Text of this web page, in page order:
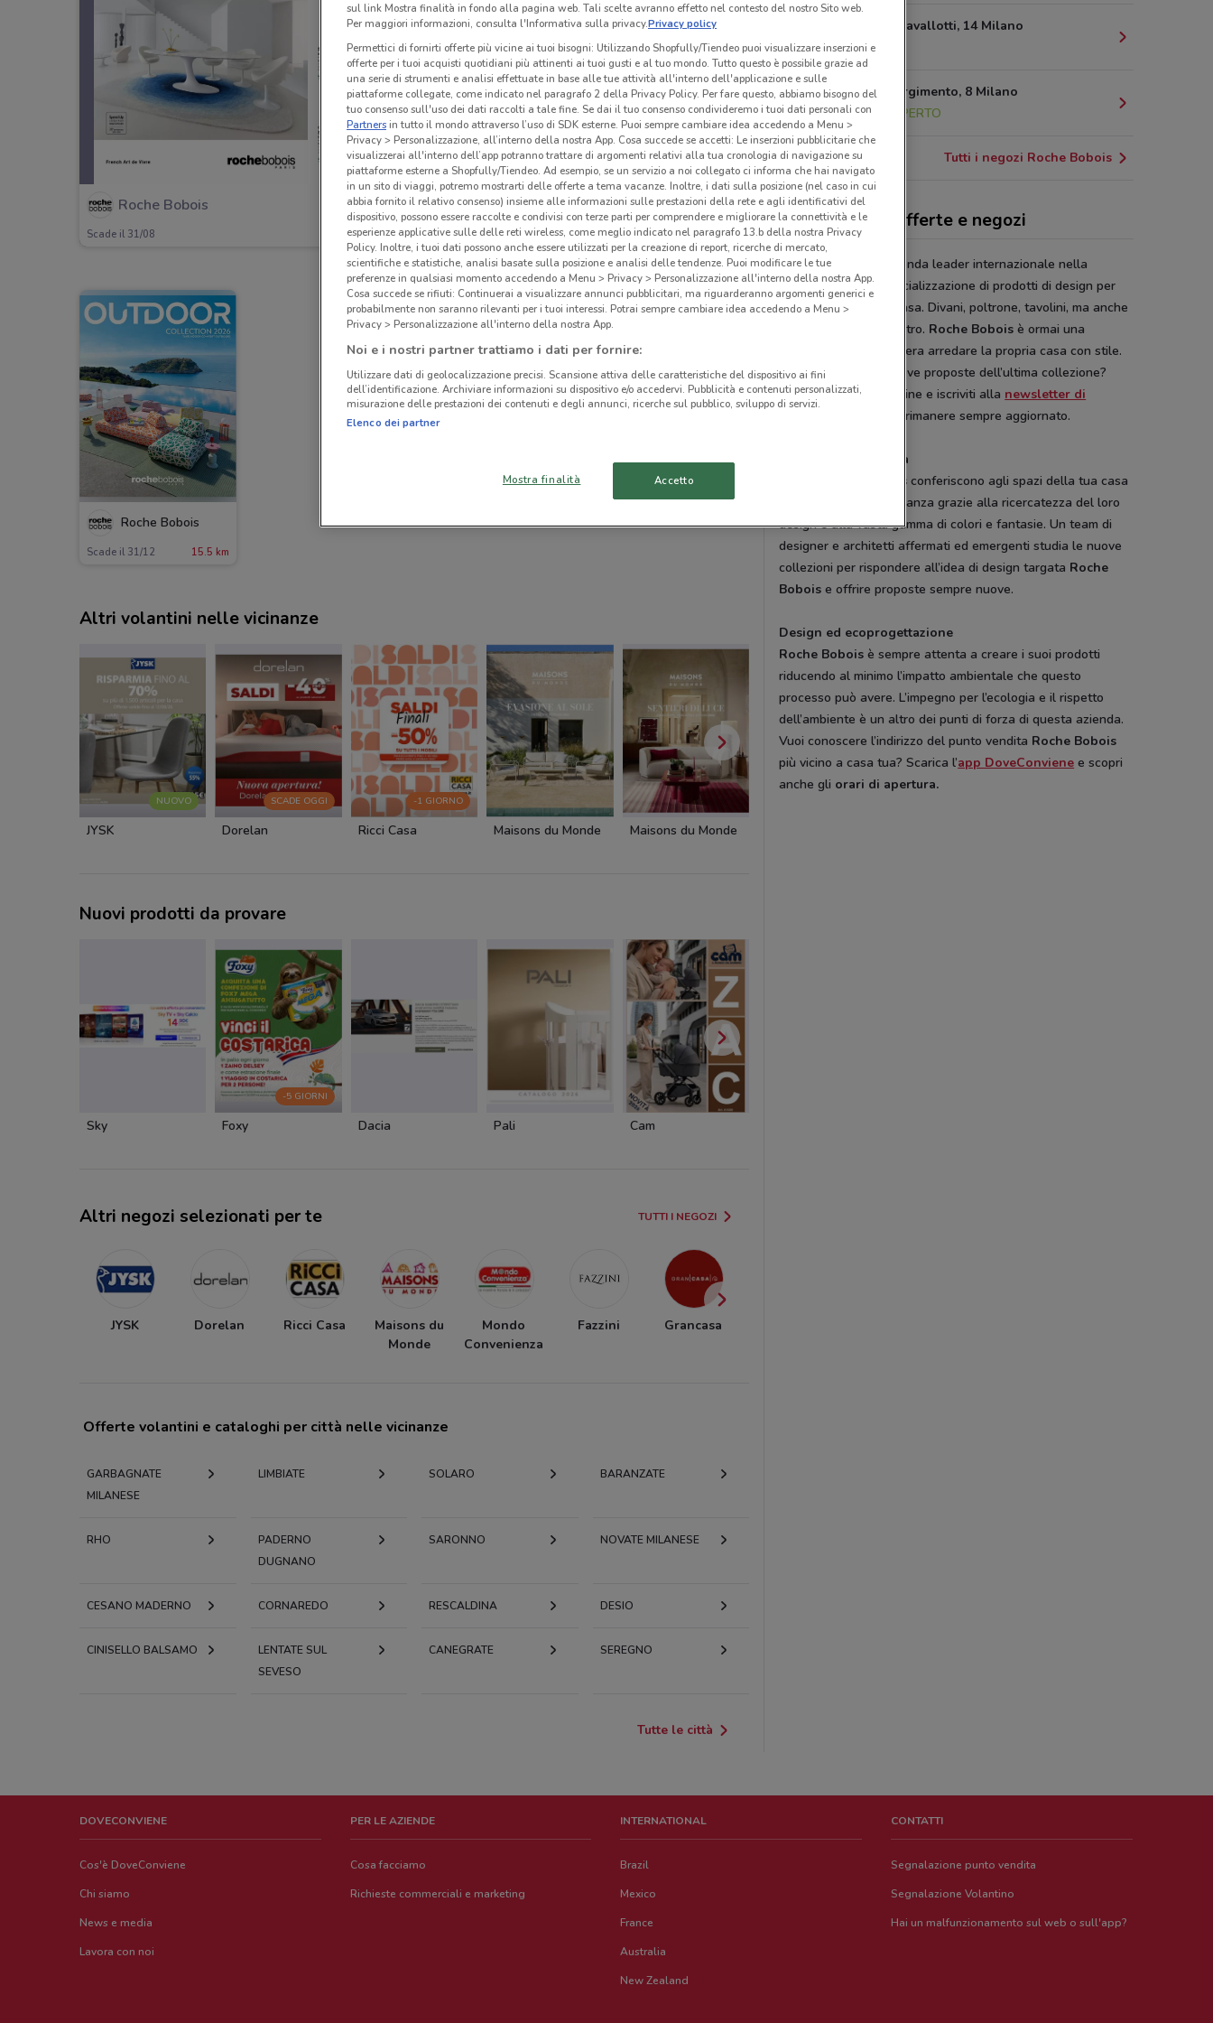
Roche Bobois
Scade il 31/08 15.5 km
Roche Bobois
Scade il 31/12 15.5 km
Altri volantini nelle vicinanze
NUOVO
JYSK
SCADE OGGI
Dorelan
-1 GIORNO
Ricci Casa Maisons du Monde Maisons du Monde
Nuovi prodotti da provare
Sky
-5 GIORNI
Foxy Dacia Pali Cam
Altri negozi selezionati per te TUTTI I NEGOZI
JYSK Dorelan Ricci Casa
Maisons du
Monde
Mondo
Convenienza
Fazzini Grancasa
Offerte volantini e cataloghi per città nelle vicinanze
GARBAGNATE
MILANESE
LIMBIATE SOLARO BARANZATE
RHO
PADERNO
DUGNANO
SARONNO NOVATE MILANESE
CESANO MADERNO CORNAREDO RESCALDINA DESIO
CINISELLO BALSAMO
LENTATE SUL
SEVESO
CANEGRATE SEREGNO
Tutte le città
Via Felice Cavallotti, 14 Milano
15.4 km
Piazza Risorgimento, 8 Milano
15.8 km
APERTO
Tutti i negozi Roche Bobois
Roche Bobois, offerte e negozi
Roche Bobois
è l’azienda leader internazionale nella
produzione e commercializzazione di prodotti di design per
l’arredamento della casa. Divani, poltrone, tavolini, ma anche
letti, armadi e tanto altro. Roche Bobois è ormai una
garanzia per chi desidera arredare la propria casa con stile.
Vuoi conoscere le nuove proposte dell’ultima collezione?
Sfoglia il catalogo online e iscriviti alla newsletter di
per rimanere sempre aggiornato.
Ridisegna la tua casa
Roche Bobois conferiscono agli spazi della tua casa
una straordinaria eleganza grazie alla ricercatezza del loro
design e alla vasta gamma di colori e fantasie. Un team di
designer e architetti affermati ed emergenti studia le nuove
collezioni per rispondere all’idea di design targata Roche
Bobois e offrire proposte sempre nuove.
Design ed ecoprogettazione
Roche Bobois è sempre attenta a creare i suoi prodotti
riducendo al minimo l’impatto ambientale che questo
processo può avere. L’impegno per l’ecologia e il rispetto
dell’ambiente è un altro dei punti di forza di questa azienda.
Vuoi conoscere l’indirizzo del punto vendita Roche Bobois
più vicino a casa tua? Scarica l’app DoveConviene e scopri
anche gli orari di apertura.
DOVECONVIENE
Cos'è DoveConviene
Chi siamo
News e media
Lavora con noi
PER LE AZIENDE
Cosa facciamo
Richieste commerciali e marketing
INTERNATIONAL
Brazil
Mexico
France
Australia
New Zealand
CONTATTI
Segnalazione punto vendita
Segnalazione Volantino
Hai un malfunzionamento sul web o sull'app?
sul link Mostra finalità in fondo alla pagina web. Tali scelte avranno effetto nel contesto del nostro Sito web.
Per maggiori informazioni, consulta l'Informativa sulla privacy.Privacy policy
Permettici di fornirti offerte più vicine ai tuoi bisogni: Utilizzando Shopfully/Tiendeo puoi visualizzare inserzioni e
offerte per i tuoi acquisti quotidiani più attinenti ai tuoi gusti e al tuo mondo. Tutto questo è possibile grazie ad
una serie di strumenti e analisi effettuate in base alle tue attività all'interno dell'applicazione e sulle
piattaforme collegate, come indicato nel paragrafo 2 della Privacy Policy. Per fare questo, abbiamo bisogno del
tuo consenso sull'uso dei dati raccolti a tale fine. Se dai il tuo consenso condivideremo i tuoi dati personali con
Partnersin tutto il mondo attraverso l’uso di SDK esterne. Puoi sempre cambiare idea accedendo a Menu >
Privacy > Personalizzazione, all’interno della nostra App. Cosa succede se accetti: Le inserzioni pubblicitarie che
visualizzerai all'interno dell’app potranno trattare di argomenti relativi alla tua cronologia di navigazione su
piattaforme esterne a Shopfully/Tiendeo. Ad esempio, se un servizio a noi collegato ci informa che hai navigato
in un sito di viaggi, potremo mostrarti delle offerte a tema vacanze. Inoltre, i dati sulla posizione (nel caso in cui
abbia fornito il relativo consenso) insieme alle informazioni sulle prestazioni della rete e agli identificativi del
dispositivo, possono essere raccolte e condivisi con terze parti per comprendere e migliorare la connettività e le
esperienze applicative sulle delle reti wireless, come meglio indicato nel paragrafo 13.b della nostra Privacy
Policy. Inoltre, i tuoi dati possono anche essere utilizzati per la creazione di report, ricerche di mercato,
scientifiche e statistiche, analisi basate sulla posizione e analisi delle tendenze. Puoi modificare le tue
preferenze in qualsiasi momento accedendo a Menu > Privacy > Personalizzazione all'interno della nostra App.
Cosa succede se rifiuti: Continuerai a visualizzare annunci pubblicitari, ma riguarderanno argomenti generici e
probabilmente non saranno rilevanti per i tuoi interessi. Potrai sempre cambiare idea accedendo a Menu >
Privacy > Personalizzazione all'interno della nostra App.
Noi e i nostri partner trattiamo i dati per fornire:
Utilizzare dati di geolocalizzazione precisi. Scansione attiva delle caratteristiche del dispositivo ai fini
dell’identificazione. Archiviare informazioni su dispositivo e/o accedervi. Pubblicità e contenuti personalizzati,
misurazione delle prestazioni dei contenuti e degli annunci, ricerche sul pubblico, sviluppo di servizi.
Elenco dei partner
Mostra finalità Accetto